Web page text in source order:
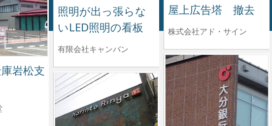
岩松支
照明が出っ張らな
いLED照明の看板
有限会社キャンバン
屋上広告塔 撤去
株式会社アド・サイン